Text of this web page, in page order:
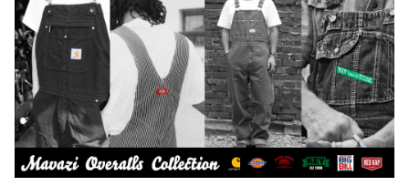
CAMBER
Carhartt
Collonil
CONVERSE
エプロン
バイク用品
ケア用品
本、写真集
2026.7.6
2026.6.29
2026.7.30
2026.7.23
2026.6.27